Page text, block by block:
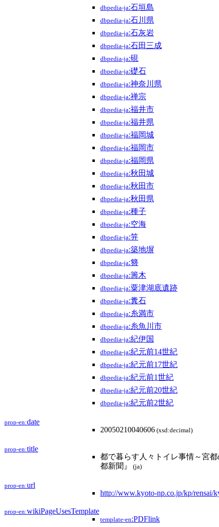
dbpedia-ja:石垣島
dbpedia-ja:石川県
dbpedia-ja:石灰岩
dbpedia-ja:石田三成
dbpedia-ja:硯
dbpedia-ja:礎石
dbpedia-ja:神奈川県
dbpedia-ja:禅宗
dbpedia-ja:福井市
dbpedia-ja:福井県
dbpedia-ja:福岡城
dbpedia-ja:福岡市
dbpedia-ja:福岡県
dbpedia-ja:秋田城
dbpedia-ja:秋田市
dbpedia-ja:秋田県
dbpedia-ja:種子
dbpedia-ja:空海
dbpedia-ja:笄
dbpedia-ja:築地塀
dbpedia-ja:簪
dbpedia-ja:籌木
dbpedia-ja:粟津湖底遺跡
dbpedia-ja:糞石
dbpedia-ja:糸満市
dbpedia-ja:糸魚川市
dbpedia-ja:紀伊国
dbpedia-ja:紀元前14世紀
dbpedia-ja:紀元前17世紀
dbpedia-ja:紀元前1世紀
dbpedia-ja:紀元前20世紀
dbpedia-ja:紀元前2世紀
prop-en:date
20050210040606 (xsd:decimal)
prop-en:title
都で暮らす人々トイレ事情～宮
都新聞』
(ja)
prop-en:url
http://www.kyoto-np.co.jp/kp/rensai/
prop-en:wikiPageUsesTemplate
template-en:PDFlink